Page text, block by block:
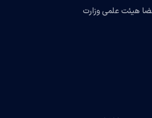
هیئت علمی وزارت